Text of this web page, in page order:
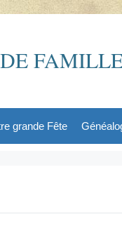
grande Fête